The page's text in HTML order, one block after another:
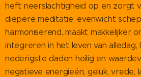
heft neerslachtigheid op en zorgt
diepere meditatie, evenwicht
harmoniserend, maakt makkelijker
integreren in het leven van
nederigste daden heilig en
negatieve energieën, geluk, vrede,